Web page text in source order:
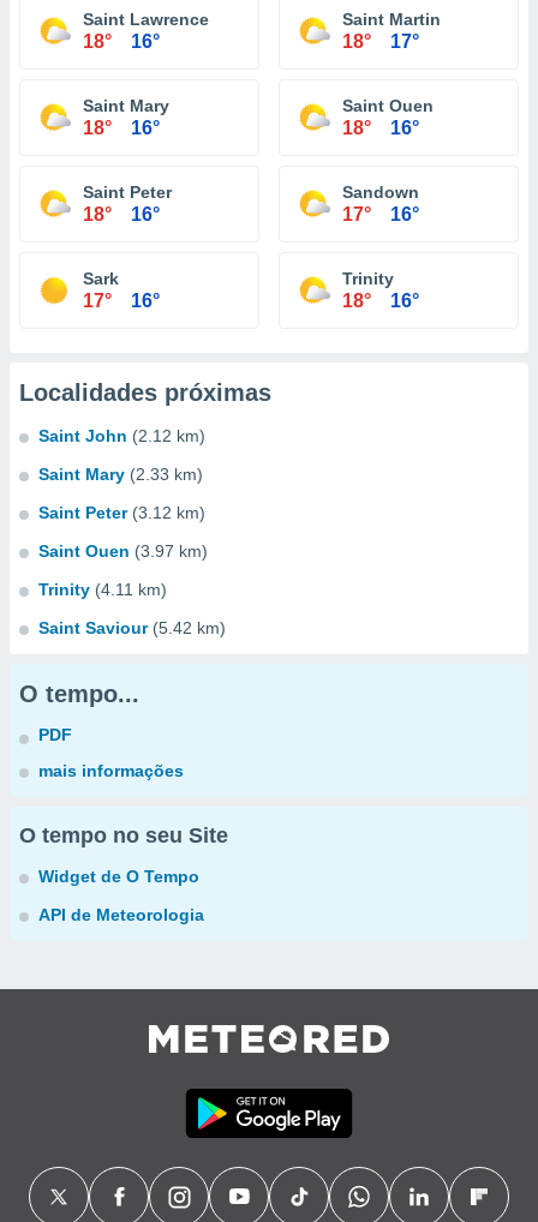
Saint Lawrence
18° 16°
Saint Martin
18° 17°
Saint Mary
18° 16°
Saint Ouen
18° 16°
Saint Peter
18° 16°
Sandown
17° 16°
Sark
17° 16°
Trinity
18° 16°
Localidades próximas
Saint John (2.12 km)
Saint Mary (2.33 km)
Saint Peter (3.12 km)
Saint Ouen (3.97 km)
Trinity (4.11 km)
Saint Saviour (5.42 km)
O tempo...
PDF
mais informações
O tempo no seu Site
Widget de O Tempo
API de Meteorologia